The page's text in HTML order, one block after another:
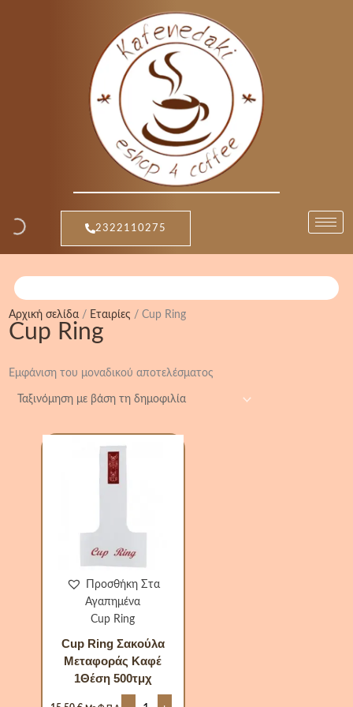
2322110275
Αρχική σελίδα/ Εταιρίες / Cup Ring
Cup Ring
Εμφάνιση του μοναδικού αποτελέσματος
Προσθήκη Στα
Αγαπημένα
Cup Ring
Cup Ring Σακούλα
Μεταφοράς Καφέ
1Θέση 500τμχ
Cup